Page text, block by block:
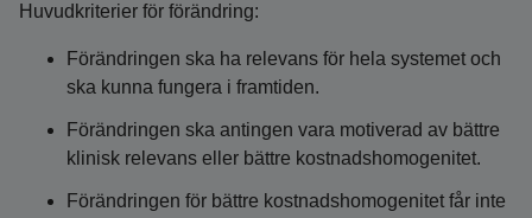
Huvudkriterier för förändring:
Förändringen ska ha relevans för hela systemet och
ska kunna fungera i framtiden.
Förändringen ska antingen vara motiverad av bättre
klinisk relevans eller bättre kostnadshomogenitet.
Förändringen för bättre kostnadshomogenitet får inte